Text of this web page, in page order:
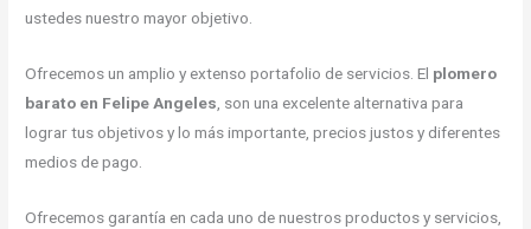
ustedes nuestro mayor objetivo.
Ofrecemos un amplio y extenso portafolio de servicios. El plomero
barato en Felipe Angeles, son una excelente alternativa para
lograr tus objetivos y lo más importante, precios justos y diferentes
medios de pago.
Ofrecemos garantía en cada uno de nuestros productos y servicios,